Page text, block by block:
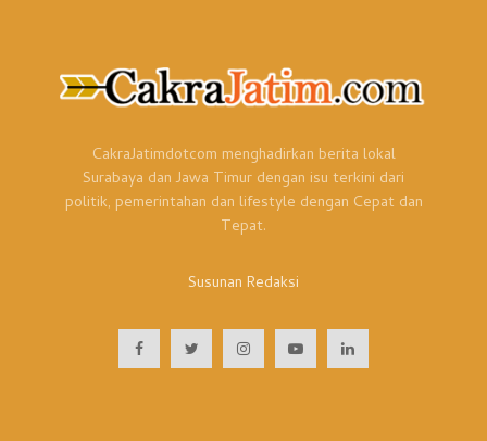
CakraJatimdotcom menghadirkan berita lokal
Surabaya dan Jawa Timur dengan isu terkini dari
politik, pemerintahan dan lifestyle dengan Cepat dan
Tepat.
Susunan Redaksi